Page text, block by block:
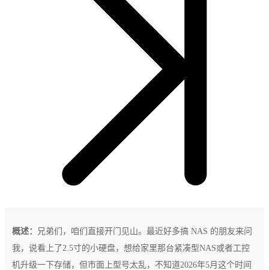
概述：
兄弟们，咱们直接开门见山。最近好多搞 NAS 的朋友来问
我，说看上了2.5寸的小硬盘，想给家里那台紧凑型NAS或者工控
机升级一下存储，但市面上型号太乱，不知道2026年5月这个时间